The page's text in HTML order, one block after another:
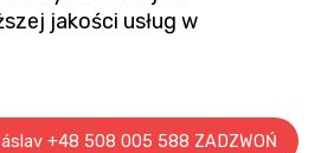
jakości usług w
+48 508 005 588 ZADZWOŃ